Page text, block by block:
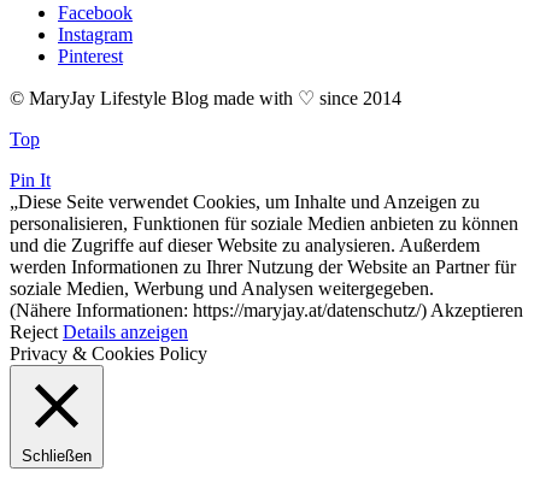
Facebook
Instagram
Pinterest
© MaryJay Lifestyle Blog made with ♡ since 2014
Top
Pin It
„Diese Seite verwendet Cookies, um Inhalte und Anzeigen zu
personalisieren, Funktionen für soziale Medien anbieten zu können
und die Zugriffe auf dieser Website zu analysieren. Außerdem
werden Informationen zu Ihrer Nutzung der Website an Partner für
soziale Medien, Werbung und Analysen weitergegeben.
(Nähere Informationen: https://maryjay.at/datenschutz/) Akzeptieren
Reject Details anzeigen
Privacy & Cookies Policy
Schließen